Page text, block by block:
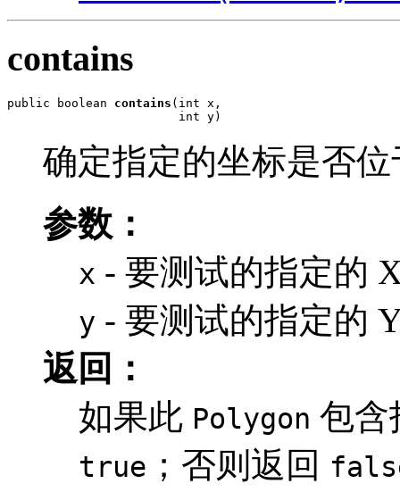
contains
public boolean contains (int x,
                        int y)
确定指定的坐标是否
参数：
x - 要测试的指定的
y - 要测试的指定的
返回：
如果此 Polygon 包
true ；否则返回